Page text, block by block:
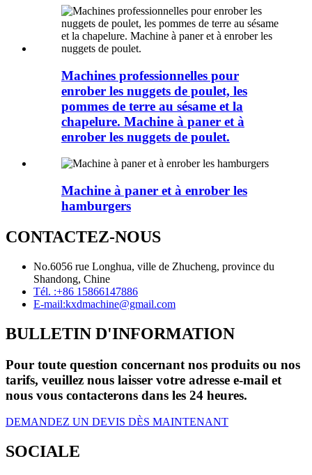
Machines professionnelles pour
enrober les nuggets de poulet, les
pommes de terre au sésame et la
chapelure. Machine à paner et à
enrober les nuggets de poulet.
Machine à paner et à enrober les
hamburgers
CONTACTEZ-NOUS
No.6056 rue Longhua, ville de Zhucheng, province du
Shandong, Chine
Tél. :+86 15866147886
E-mail:kxdmachine@gmail.com
BULLETIN D'INFORMATION
Pour toute question concernant nos produits ou nos
tarifs, veuillez nous laisser votre adresse e-mail et
nous vous contacterons dans les 24 heures.
DEMANDEZ UN DEVIS DÈS MAINTENANT
SOCIALE